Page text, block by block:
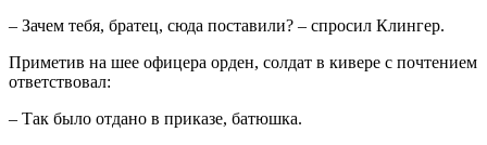
– Зачем тебя, братец, сюда поставили? – спросил Клингер.
Приметив на шее офицера орден, солдат в кивере с почтением
ответствовал:
– Так было отдано в приказе, батюшка.